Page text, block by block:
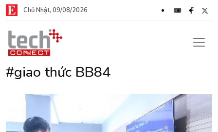
Chủ Nhật, 09/08/2026
#giao thức BB84